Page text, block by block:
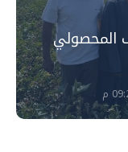
المحصولي